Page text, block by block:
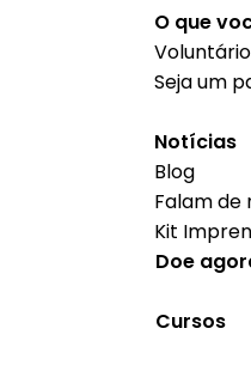
O que
Seja um
Notícias
Blog
Falam de
Kit
Doe
Cursos